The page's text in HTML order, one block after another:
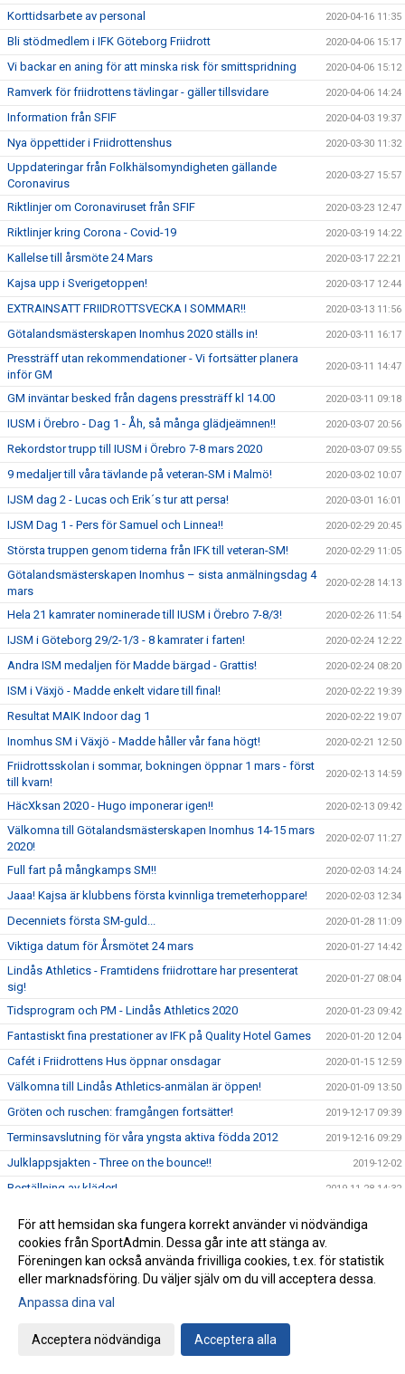
Korttidsarbete av personal 2020-04-16 11:35
Bli stödmedlem i IFK Göteborg Friidrott 2020-04-06 15:17
Vi backar en aning för att minska risk för smittspridning 2020-04-06 15:12
Ramverk för friidrottens tävlingar - gäller tillsvidare 2020-04-06 14:24
Information från SFIF 2020-04-03 19:37
Nya öppettider i Friidrottenshus 2020-03-30 11:32
Uppdateringar från Folkhälsomyndigheten gällande
Coronavirus
2020-03-27 15:57
Riktlinjer om Coronaviruset från SFIF 2020-03-23 12:47
Riktlinjer kring Corona - Covid-19 2020-03-19 14:22
Kallelse till årsmöte 24 Mars 2020-03-17 22:21
Kajsa upp i Sverigetoppen! 2020-03-17 12:44
EXTRAINSATT FRIIDROTTSVECKA I SOMMAR!! 2020-03-13 11:56
Götalandsmästerskapen Inomhus 2020 ställs in! 2020-03-11 16:17
Pressträff utan rekommendationer - Vi fortsätter planera
inför GM
2020-03-11 14:47
GM inväntar besked från dagens pressträff kl 14.00 2020-03-11 09:18
IUSM i Örebro - Dag 1 - Åh, så många glädjeämnen!! 2020-03-07 20:56
Rekordstor trupp till IUSM i Örebro 7-8 mars 2020 2020-03-07 09:55
9 medaljer till våra tävlande på veteran-SM i Malmö! 2020-03-02 10:07
IJSM dag 2 - Lucas och Erik´s tur att persa! 2020-03-01 16:01
IJSM Dag 1 - Pers för Samuel och Linnea!! 2020-02-29 20:45
Största truppen genom tiderna från IFK till veteran-SM! 2020-02-29 11:05
Götalandsmästerskapen Inomhus – sista anmälningsdag 4
mars
2020-02-28 14:13
Hela 21 kamrater nominerade till IUSM i Örebro 7-8/3! 2020-02-26 11:54
IJSM i Göteborg 29/2-1/3 - 8 kamrater i farten! 2020-02-24 12:22
Andra ISM medaljen för Madde bärgad - Grattis! 2020-02-24 08:20
ISM i Växjö - Madde enkelt vidare till final! 2020-02-22 19:39
Resultat MAIK Indoor dag 1 2020-02-22 19:07
Inomhus SM i Växjö - Madde håller vår fana högt! 2020-02-21 12:50
Friidrottsskolan i sommar, bokningen öppnar 1 mars - först
till kvarn!
2020-02-13 14:59
HäcXksan 2020 - Hugo imponerar igen!! 2020-02-13 09:42
Välkomna till Götalandsmästerskapen Inomhus 14-15 mars
2020!
2020-02-07 11:27
Full fart på mångkamps SM!! 2020-02-03 14:24
Jaaa! Kajsa är klubbens första kvinnliga tremeterhoppare! 2020-02-03 12:34
Decenniets första SM-guld... 2020-01-28 11:09
Viktiga datum för Årsmötet 24 mars 2020-01-27 14:42
Lindås Athletics - Framtidens friidrottare har presenterat
sig!
2020-01-27 08:04
Tidsprogram och PM - Lindås Athletics 2020 2020-01-23 09:42
Fantastiskt fina prestationer av IFK på Quality Hotel Games 2020-01-20 12:04
Cafét i Friidrottens Hus öppnar onsdagar 2020-01-15 12:59
Välkomna till Lindås Athletics-anmälan är öppen! 2020-01-09 13:50
Gröten och ruschen: framgången fortsätter! 2019-12-17 09:39
Terminsavslutning för våra yngsta aktiva födda 2012 2019-12-16 09:29
Julklappsjakten - Three on the bounce!! 2019-12-02
Beställning av kläder! 2019-11-28 14:32
IFK kommer snart att kalla till årsmöte
Nu är vi igång.. yes!! 2019-11-18
Anmälan har öppnat till Lindås Athletics 2020 - Välkomna!
IFK Göteborg Friidrott och OnePartnerGroup har tecknat
För att hemsidan ska fungera korrekt använder vi nödvändiga
cookies från SportAdmin. Dessa går inte att stänga av.
Föreningen kan också använda frivilliga cookies, t.ex. för statistik
eller marknadsföring. Du väljer själv om du vill acceptera dessa.
Anpassa dina val
Acceptera nödvändiga Acceptera alla